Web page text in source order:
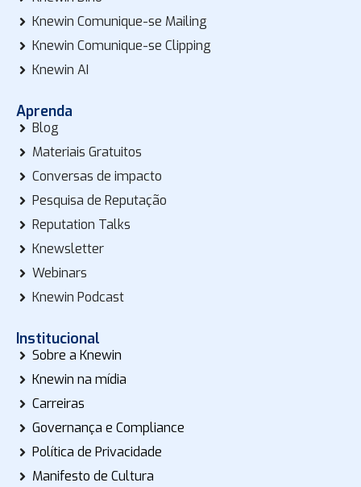
Knewin Comunique-se Mailing
Knewin Comunique-se Clipping
Knewin AI
Aprenda
Blog
Materiais Gratuitos
Conversas de impacto
Pesquisa de Reputação
Reputation Talks
Knewsletter
Webinars
Knewin Podcast
Institucional
Sobre a Knewin
Knewin na mídia
Carreiras
Governança e Compliance
Política de Privacidade
Manifesto de Cultura